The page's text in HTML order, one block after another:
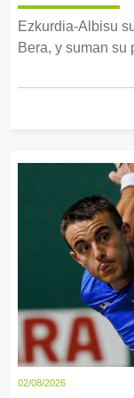
Ezkurdia-Albisu
Bera, y suman su
02/08/2026